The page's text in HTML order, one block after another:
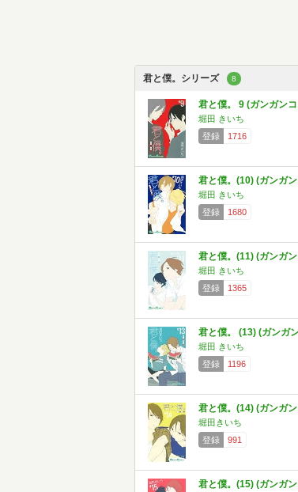
君と僕。シリーズ 8
君と僕。 9 (ガンガン
堀田 きいち
登録
1716
君と僕。(10) (ガンガ
堀田 きいち
登録
1680
君と僕。(11) (ガンガ
堀田 きいち
登録
1365
君と僕。 (13) (ガンガ
堀田 きいち
登録
1196
君と僕。(14) (ガンガ
堀田きいち
登録
991
君と僕。(15) (ガンガ